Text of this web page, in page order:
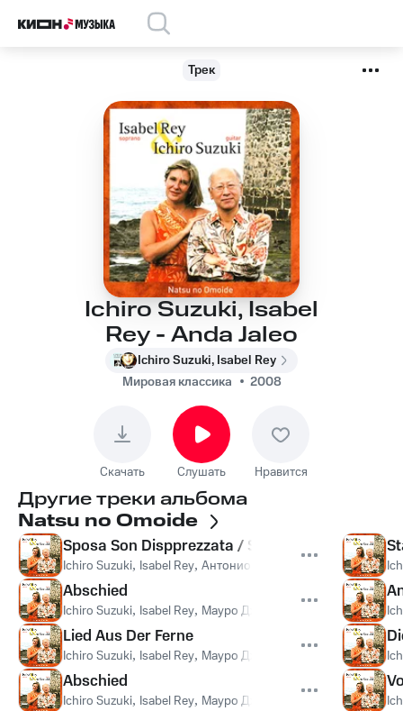
Трек
Ichiro Suzuki, Isabel
Rey - Anda Jaleo
Ichiro Suzuki, Isabel Rey
Мировая классика
2008
Скачать Слушать Нравится
Другие треки альбома
Natsu no Omoide
Sposa Son Dispprezzata / Sechs Deutches
Ichiro Suzuki, Isabel Rey, Антонио Вивальди
Abschied
Ichiro Suzuki, Isabel Rey, Мауро Джулиани
Lied Aus Der Ferne
Ichiro Suzuki, Isabel Rey, Мауро Джулиани
Abschied
Ichiro Suzuki, Isabel Rey, Мауро Джулиани